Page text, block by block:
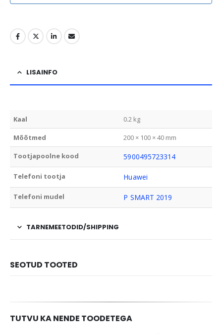
LISAINFO
Kaal 0.2 kg
Mõõtmed 200 × 100 × 40 mm
Tootjapoolne kood 5900495723314
Telefoni tootja Huawei
Telefoni mudel P SMART 2019
TARNEMEETODID/SHIPPING
SEOTUD TOOTED
TUTVU KA NENDE TOODETEGA